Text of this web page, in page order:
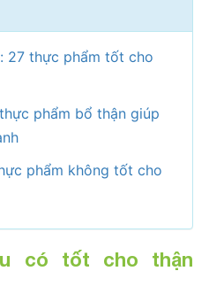
27 thực phẩm tốt cho
phẩm bổ thận giúp
phẩm không tốt cho
có tốt cho thận